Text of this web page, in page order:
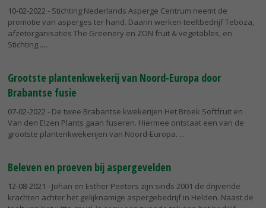
10-02-2022 - Stichting Nederlands Asperge Centrum neemt de
promotie van asperges ter hand. Daarin werken teeltbedrijf Teboza,
afzetorganisaties The Greenery en ZON fruit & vegetables, en
Stichting...
Grootste plantenkwekerij van Noord-Europa door
Brabantse fusie
07-02-2022 - De twee Brabantse kwekerijen Het Broek Softfruit en
Van den Elzen Plants gaan fuseren. Hiermee ontstaat een van de
grootste plantenkwekerijen van Noord-Europa.
Beleven en proeven bij aspergevelden
12-08-2021 - Johan en Esther Peeters zijn sinds 2001 de drijvende
krachten achter het gelijknamige aspergebedrijf in Helden. Naast de